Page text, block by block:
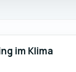
im Klima